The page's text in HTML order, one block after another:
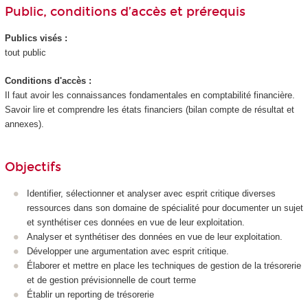
Public, conditions d’accès et prérequis
Publics visés :
tout public
Conditions d'accès :
Il faut avoir les connaissances fondamentales en comptabilité financière.
Savoir lire et comprendre les états financiers (bilan compte de résultat et
annexes).
Objectifs
Identifier, sélectionner et analyser avec esprit critique diverses
ressources dans son domaine de spécialité pour documenter un sujet
et synthétiser ces données en vue de leur exploitation.
Analyser et synthétiser des données en vue de leur exploitation.
Développer une argumentation avec esprit critique.
Élaborer et mettre en place les techniques de gestion de la trésorerie
et de gestion prévisionnelle de court terme
Établir un reporting de trésorerie